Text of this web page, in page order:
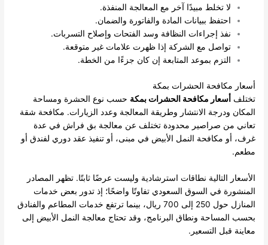
لا تخلط مبيدًا آخر مع المعالجة المنفذة.
احتفظ ببيانات المادة والفاتورة والضمان.
نفذ إجراءات النظافة وسد الفتحات وإصلاح التسربات.
تواصل مع الشركة إذا ظهرت علامات غير متوقعة.
التزم بموعد المتابعة إن كان جزءًا من الخطة.
أسعار مكافحة الحشرات بمكة
تختلف أسعار مكافحة الحشرات بمكة حسب نوع الحشرة ومساحة
المكان ودرجة الانتشار وطريقة المعالجة وعدد الزيارات. مكافحة شقة
تعاني من صراصير محدودة تختلف عن معالجة بق فراش في عدة
غرف، أو مكافحة النمل الأبيض في مبنى، أو تنفيذ عقد دوري لفندق أو
مطعم.
الأسعار التالية نطاقات استرشادية وليست عرضًا ثابتًا. تظهر المصادر
المنشورة في السوق السعودي تفاوتًا واضحًا؛ إذ تدور بعض خدمات
المنازل حول 250 إلى 700 ريال، بينما ترتفع خدمات المطاعم والفنادق
بحسب المساحة ونطاق البرنامج، وقد تحتاج معالجة النمل الأبيض إلى
معاينة قبل التسعير.